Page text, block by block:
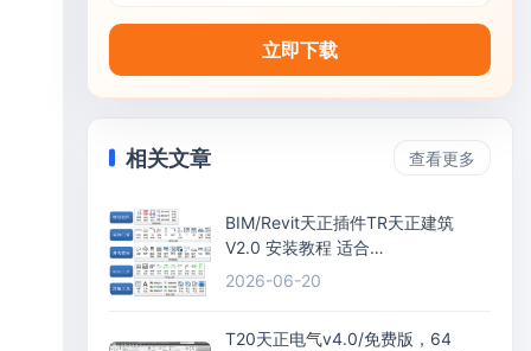
立即下载
相关文章 查看更多
BIM/Revit天正插件TR天正建筑
V2.0 安装教程 适合
Revit2015/Revit2016/Revit2017等
2026-06-20
T20天正电气v4.0/免费版，64